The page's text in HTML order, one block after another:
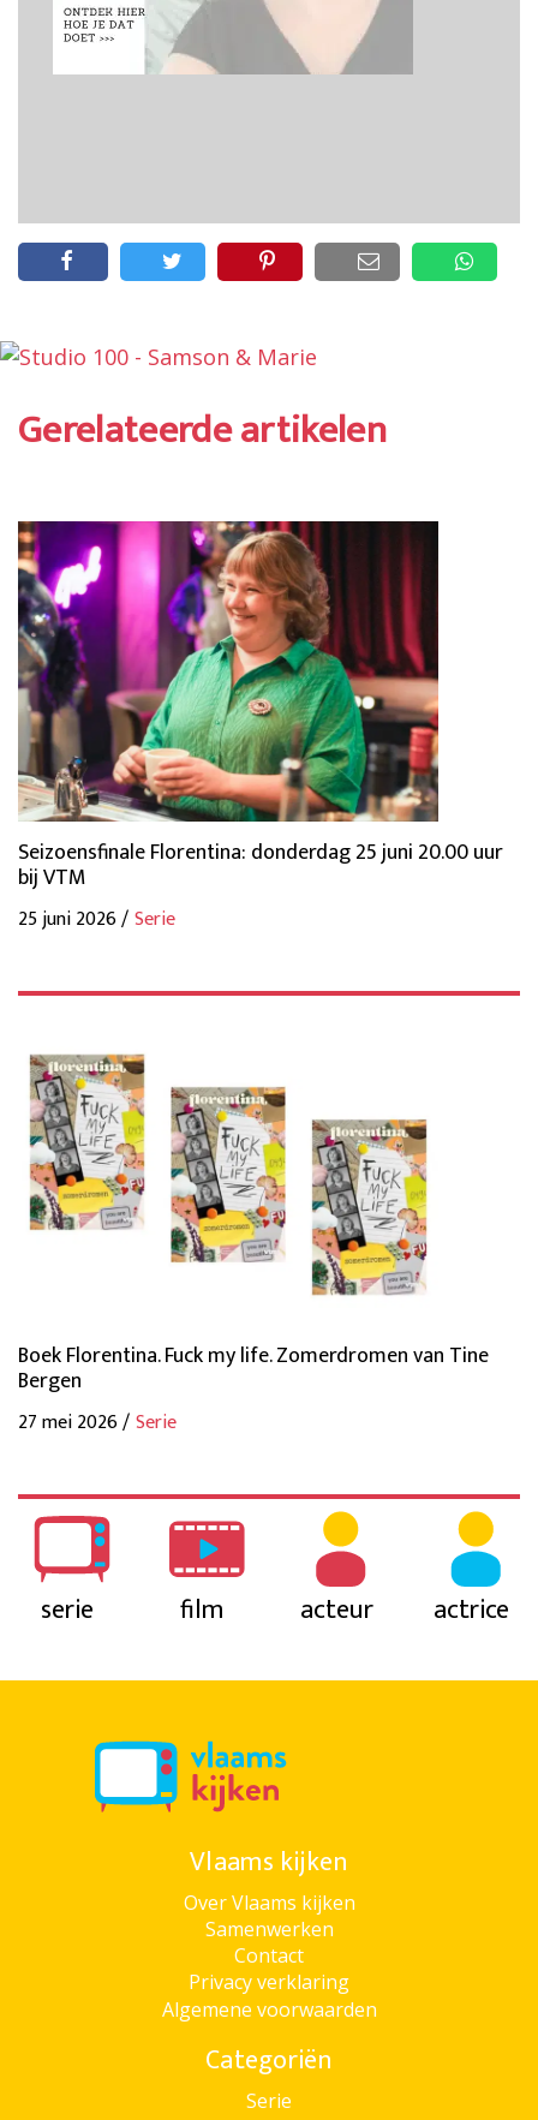
Gerelateerde artikelen
Seizoensfinale Florentina: donderdag 25 juni 20.00 uur
bij VTM
25 juni 2026 /Serie
Boek Florentina. Fuck my life. Zomerdromen van Tine
Bergen
27 mei 2026 /Serie
serie film acteur actrice
Vlaams kijken
Over Vlaams kijken
Samenwerken
Contact
Privacy verklaring
Algemene voorwaarden
Categoriën
Serie